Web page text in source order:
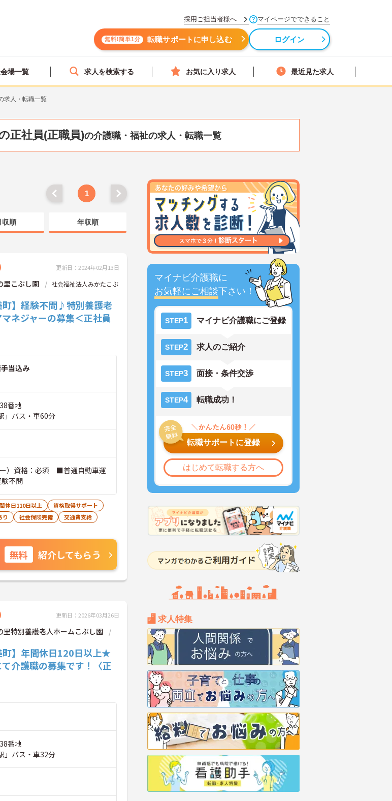
採用ご担当者様へ マイページでできること
無料!簡単1分 転職サポートに申し込む ログイン
場一覧 求人を検索する お気に入り求人 最近見た求人
求人・転職一覧
正社員(正職員)の介護職・福祉の求人・転職一覧
マイナビ介護職に
お気軽にご相談下さい！
STEP1 マイナビ介護職にご登録
STEP2 求人のご紹介
STEP3 面接・条件交渉
STEP4 転職成功！
転職サポートに登録
はじめて転職する方へ
求人特集
1
収順 年収順
更新日：2024年02月13日
里こぶし園
社会福祉法人みかたこぶ
町】経験不問♪特別養護老
ネジャーの募集＜正社員
当込み
番地
」バス・車60分
）資格：必須 ■普通自動車運
不問
休日110日以上
資格取得サポート
り 社会保険完備
交通費支給
無料 紹介してもらう
更新日：2026年03月26日
特別養護老人ホームこぶし園
町】年間休日120日以上★
介護職の募集です！〈正
番地
」バス・車32分